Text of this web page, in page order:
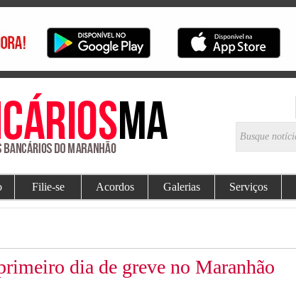
Filie-se Acordos Galerias Serviços
dia de greve no Maranhão